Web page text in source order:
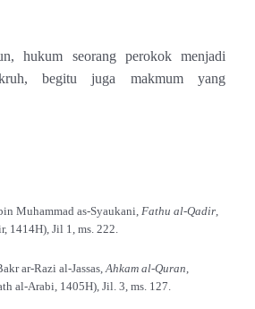
hukum seorang perokok menjadi
begitu juga makmum yang
Muhammad as-Syaukani, Fathu al-Qadir
1414H), Jil 1, ms. 222.
ar-Razi al-Jassas,Ahkam al-Quran
al-Arabi, 1405H), Jil. 3, ms. 127.